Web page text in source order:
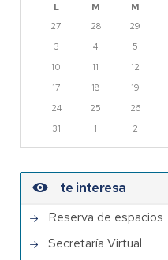
L M M
27
28 29
3
4 5
10
11 12
17
18 19
24
25 26
31
1 2
te interesa
Reserva de espacios
Secretaría Virtual